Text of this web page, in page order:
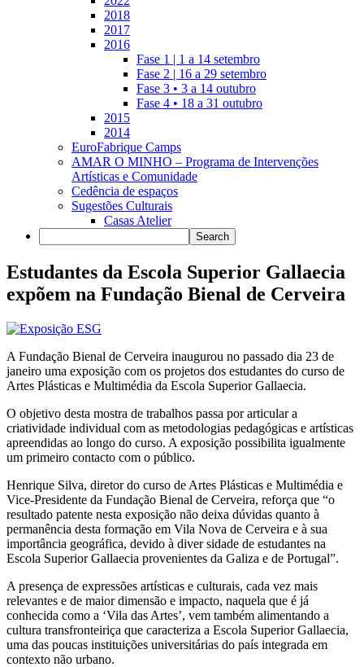
2018
2017
2016
Fase 1 | 1 a 14 setembro
Fase 2 | 16 a 29 setembro
Fase 3 • 3 a 14 outubro
Fase 4 • 18 a 31 outubro
2015
2014
EuroFabrique Camps
AMAR O MINHO – Programa de Intervenções
Artísticas e Comunidade
Cedência de espaços
Sugestões Culturais
Casas Atelier
Estudantes da Escola Superior Gallaecia
expõem na Fundação Bienal de Cerveira
A Fundação Bienal de Cerveira inaugurou no passado dia 23 de
janeiro uma exposição com os projetos dos estudantes do curso de
Artes Plásticas e Multimédia da Escola Superior Gallaecia.
O objetivo desta mostra de trabalhos passa por articular a
criatividade individual com as metodologias pedagógicas e artísticas
apreendidas ao longo do curso. A exposição possibilita igualmente
um primeiro contacto com o público.
Henrique Silva, diretor do curso de Artes Plásticas e Multimédia e
Vice-Presidente da Fundação Bienal de Cerveira, reforça que “o
resultado patente nesta exposição não deixa dúvidas quanto à
permanência desta formação em Vila Nova de Cerveira e à sua
importância geográfica, devido à diversidade de estudantes na
Escola Superior Gallaecia provenientes da Galiza e de Portugal”.
A presença de expressões artísticas e culturais, cada vez mais
relevantes e de maior dimensão e impacto, naquela que é já
conhecida como a ‘Vila das Artes’, vem também alimentando a
cultura transfronteiriça que caracteriza a Escola Superior Gallaecia,
uma das poucas instituições universitárias do país integrada em
contexto não urbano.